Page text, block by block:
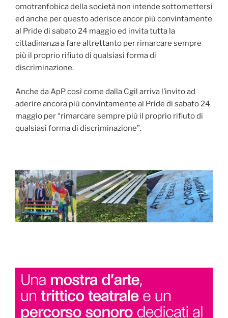
omotranfobica della società non intende sottomettersi
ed anche per questo aderisce ancor più convintamente
al Pride di sabato 24 maggio ed invita tutta la
cittadinanza a fare altrettanto per rimarcare sempre
più il proprio rifiuto di qualsiasi forma di
discriminazione.
Anche da ApP così come dalla Cgil arriva l’invito ad
aderire ancora più convintamente al Pride di sabato 24
maggio per “rimarcare sempre più il proprio rifiuto di
qualsiasi forma di discriminazione”.